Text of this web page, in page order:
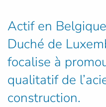
Actif en
Duché de
focalise à
qualitatif de
construction.